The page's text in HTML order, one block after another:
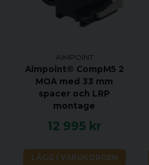
AIMPOINT
Aimpoint® CompM5 2
MOA med 33 mm
spacer och LRP
montage
12 995 kr
LÄGG I VARUKORGEN